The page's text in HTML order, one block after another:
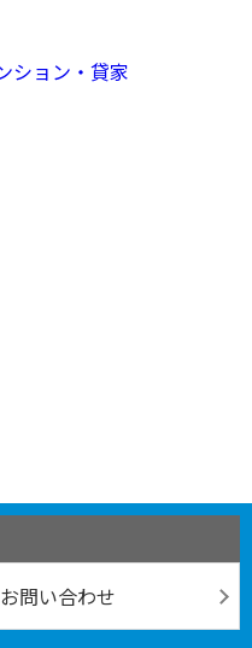
お問い合わせ